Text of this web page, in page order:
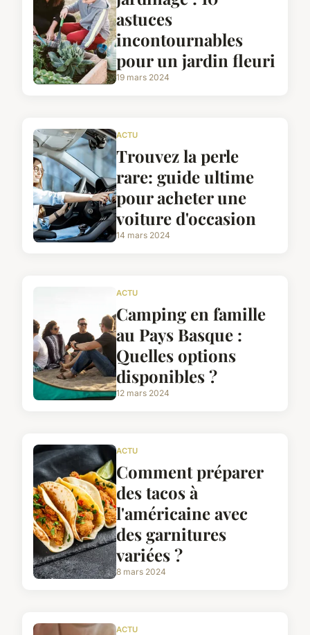
astuces
incontournables
pour un jardin fleuri
19 mars 2024
ACTU
Trouvez la perle
rare: guide ultime
pour acheter une
voiture d'occasion
14 mars 2024
ACTU
Camping en famille
au Pays Basque :
Quelles options
disponibles ?
12 mars 2024
ACTU
Comment préparer
des tacos à
l'américaine avec
des garnitures
variées ?
8 mars 2024
ACTU